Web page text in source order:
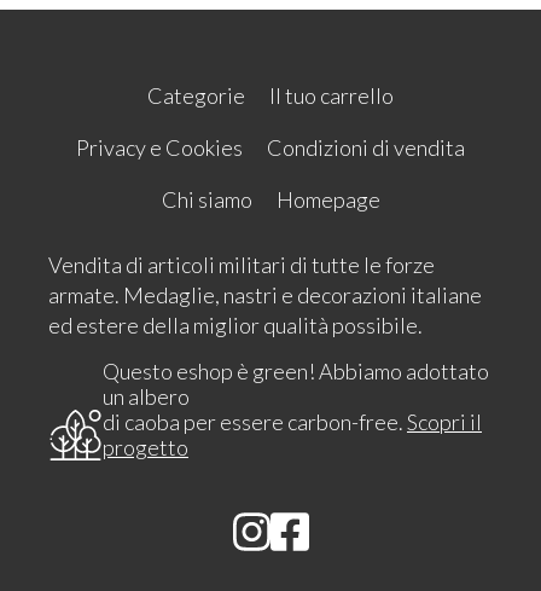
Categorie
Il tuo carrello
Privacy e Cookies
Condizioni di vendita
Chi siamo
Homepage
Vendita di articoli militari di tutte le forze
armate. Medaglie, nastri e decorazioni italiane
ed estere della miglior qualità possibile.
Questo eshop è green! Abbiamo adottato
un albero
di caoba per essere carbon-free.Scopri il
progetto